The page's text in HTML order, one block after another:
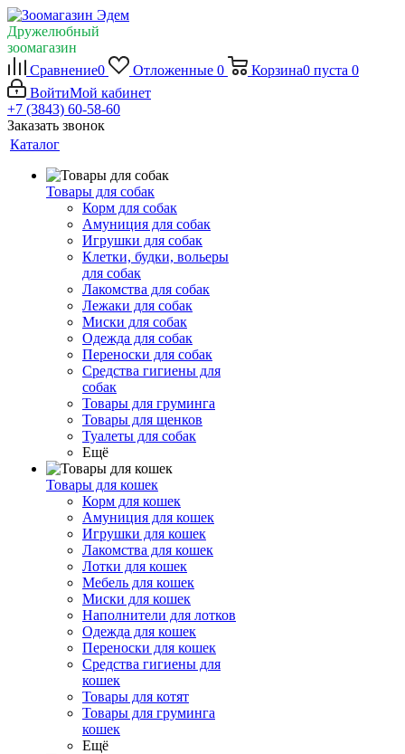
Дружелюбный
зоомагазин
Сравнение0 Отложенные 0 Корзина0 пуста 0
ВойтиМой кабинет
+7 (3843) 60-58-60
Заказать звонок
Каталог
Товары для собак
Корм для собак
Амуниция для собак
Игрушки для собак
Клетки, будки, вольеры
для собак
Лакомства для собак
Лежаки для собак
Миски для собак
Одежда для собак
Переноски для собак
Средства гигиены для
собак
Товары для груминга
Товары для щенков
Туалеты для собак
Ещё
Товары для кошек
Корм для кошек
Амуниция для кошек
Игрушки для кошек
Лакомства для кошек
Лотки для кошек
Мебель для кошек
Миски для кошек
Наполнители для лотков
Одежда для кошек
Переноски для кошек
Средства гигиены для
кошек
Товары для котят
Товары для груминга
кошек
Ещё